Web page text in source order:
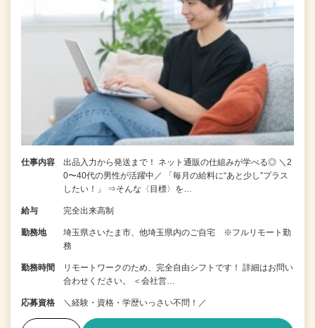
仕事内容
出品入力から発送まで！ ネット通販の仕組みが学べる◎ ＼2
0〜40代の男性が活躍中／ 「毎月の給料に“あと少し”プラス
したい！」 ⇒そんな〈目標〉を…
給与 完全出来高制
勤務地
埼玉県さいたま市、他埼玉県内のご自宅 ※フルリモート勤
務
勤務時間
リモートワークのため、完全自由シフトです！ 詳細はお問い
合わせください。 ＜会社営…
応募資格 ＼経験・資格・学歴いっさい不問！／